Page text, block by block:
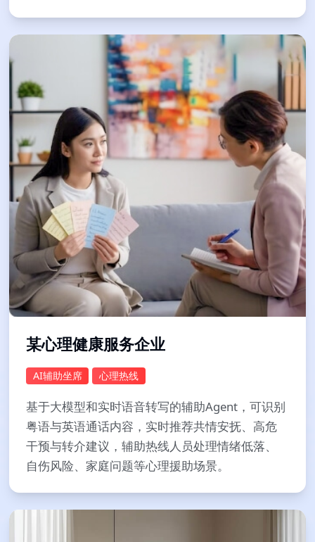
某心理健康服务企业
AI辅助坐席 心理热线
基于大模型和实时语音转写的辅助Agent，可识别
粤语与英语通话内容，实时推荐共情安抚、高危
干预与转介建议，辅助热线人员处理情绪低落、
自伤风险、家庭问题等心理援助场景。